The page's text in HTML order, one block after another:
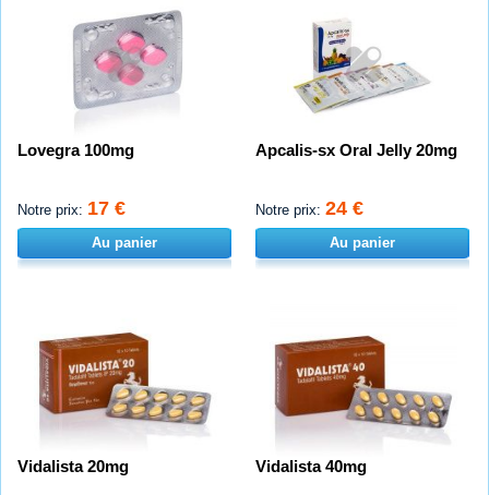
Lovegra 100mg
Notre prix: 17 €
Au panier
Apcalis-sx Oral Jelly 20mg
Notre prix: 24 €
Au panier
Vidalista 20mg Vidalista 40mg